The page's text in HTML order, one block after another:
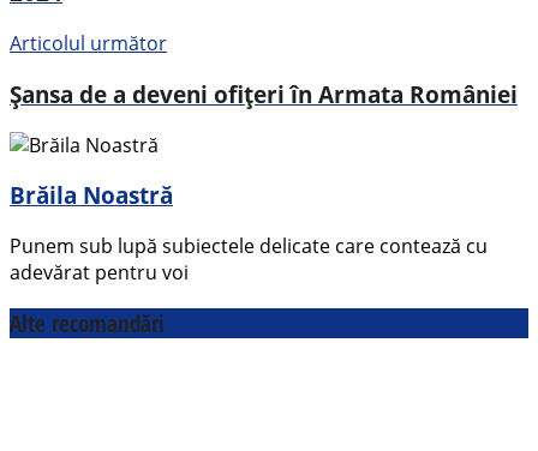
Articolul următor
Șansa de a deveni ofițeri în Armata României
Brăila Noastră
Punem sub lupă subiectele delicate care contează cu
adevărat pentru voi
Alte recomandări